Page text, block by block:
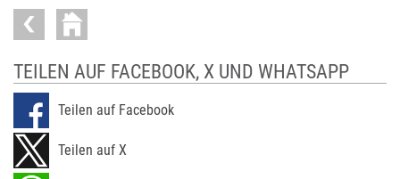
TEILEN AUF FACEBOOK, X UND WHATSAPP
Teilen auf Facebook
Teilen auf X